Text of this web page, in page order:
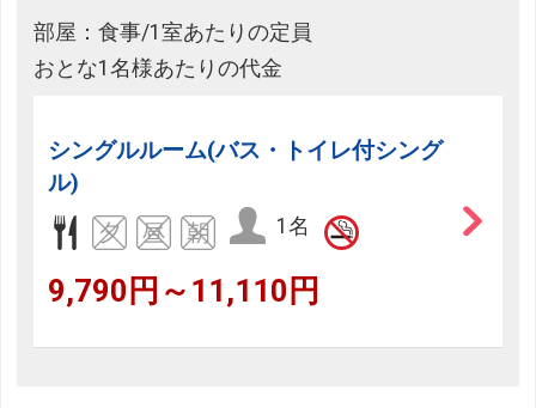
部屋：食事/1室あたりの定員
おとな1名様あたりの代金
シングルルーム(バス・トイレ付シング
ル)
1名
9,790円～11,110円